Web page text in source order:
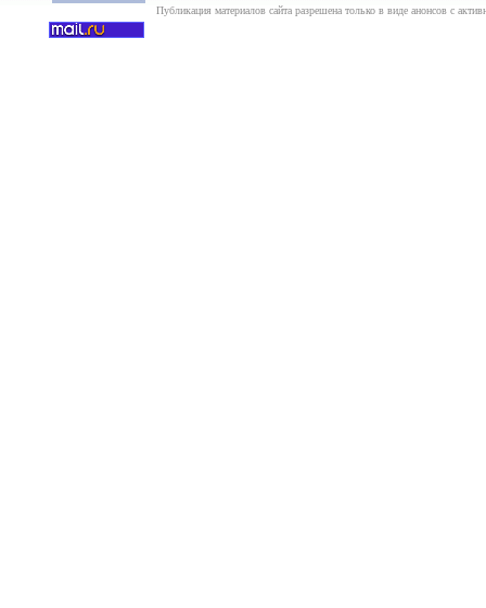
Публикация материалов сайта разрешена только в виде анонсов с